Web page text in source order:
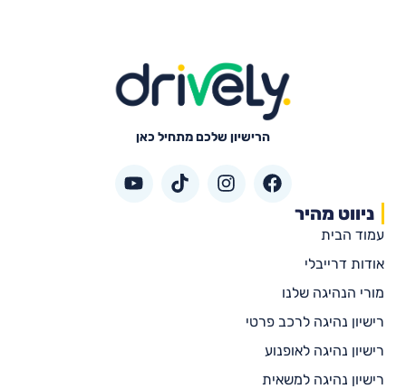
הרישיון שלכם מתחיל כאן
ניווט מהיר
עמוד הבית
אודות דרייבלי
מורי הנהיגה שלנו
רישיון נהיגה לרכב פרטי
רישיון נהיגה לאופנוע
רישיון נהיגה למשאית